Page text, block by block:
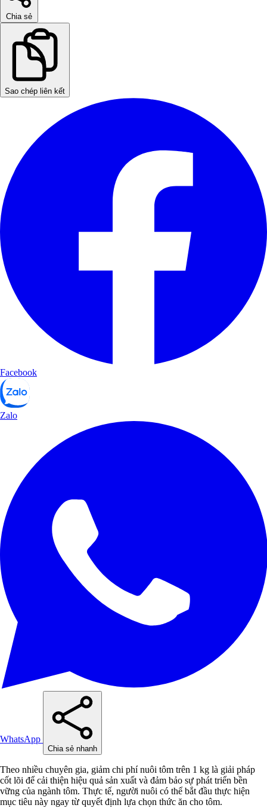
Chia sẻ
Sao chép liên kết
Facebook
Zalo
WhatsApp
Chia sẻ nhanh
Theo nhiều chuyên gia, giảm chi phí nuôi tôm trên 1 kg là giải pháp
cốt lõi để cải thiện hiệu quả sản xuất và đảm bảo sự phát triển bền
vững của ngành tôm. Thực tế, người nuôi có thể bắt đầu thực hiện
mục tiêu này ngay từ quyết định lựa chọn thức ăn cho tôm.